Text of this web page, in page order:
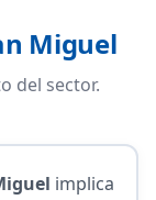
Miguel
del sector.
implica